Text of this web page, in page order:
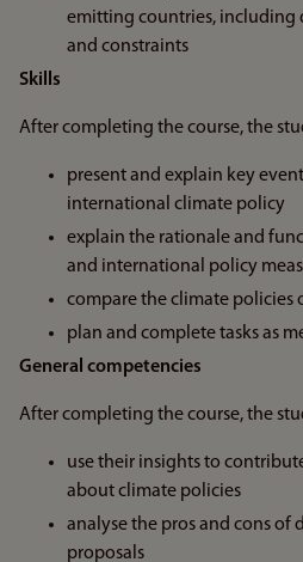
emitting countries, including
and constraints
Skills
After completing the course, the
present and explain key
international climate policy
explain the rationale and
and international policy
compare the climate
plan and complete tasks as
General competencies
After completing the course, the
use their insights to
about climate policies
analyse the pros and cons of
proposals